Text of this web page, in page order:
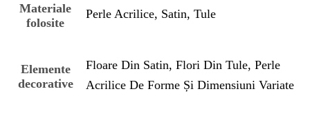
Materiale
folosite
Perle Acrilice, Satin, Tule
Elemente
decorative
Floare Din Satin, Flori Din Tule, Perle
Acrilice De Forme Și Dimensiuni Variate